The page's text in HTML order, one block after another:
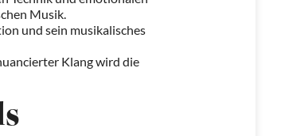
Musik.
und sein musikalisches
Klang wird die